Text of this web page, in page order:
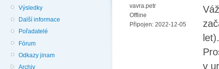
Výsledky
Další informace
Pořadatelé
Fórum
Odkazy jinam
Archiv
vavra.petr
Offline
Připojen: 2022-12-05
let).
v